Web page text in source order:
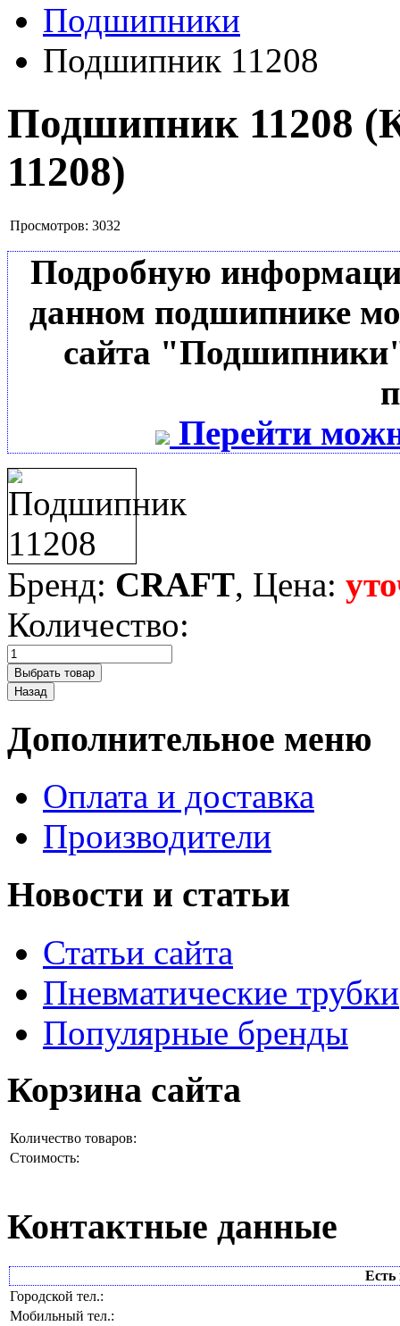
Подшипники
Подшипник 11208
Подшипник 11208
11208)
Просмотров: 3032
Подробную
данном подшипнике
сайта
Перейти
Бренд: CRAFT, Цена:
Количество:
Дополнительное меню
Оплата и доставка
Производители
Новости и статьи
Статьи сайта
Пневматические трубки
Популярные бренды
Корзина сайта
Количество товаров:
Стоимость:
Контактные данные
Есть
Городской тел.:
Мобильный тел.: